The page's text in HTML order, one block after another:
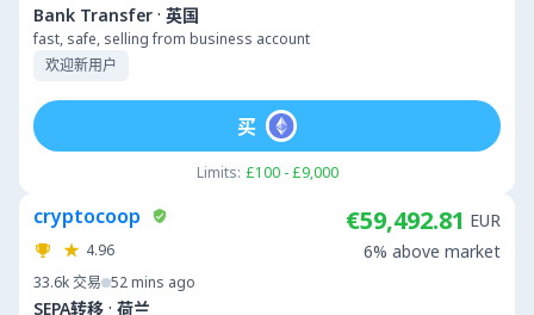
Bank Transfer · 英国
fast, safe, selling from business account
欢迎新用户
Limits: £100 - £9,000
买
cryptocoop
4.96
33.6k交易 52 mins ago
SEPA转移 · 荷兰
€59,492.81 EUR
6% above market